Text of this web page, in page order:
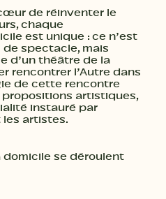
de réinventer le
chaque
est unique : ce n’est
spectacle, mais
d’un théâtre de la
rencontrer l’Autre dans
de cette rencontre
propositions artistiques,
instauré par
les artistes.
se déroulent